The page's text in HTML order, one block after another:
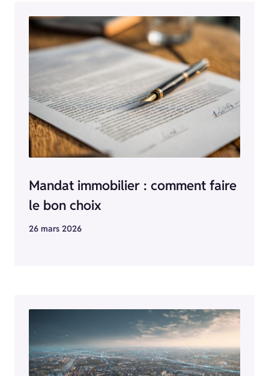
Mandat immobilier : comment faire
le bon choix
26 mars 2026